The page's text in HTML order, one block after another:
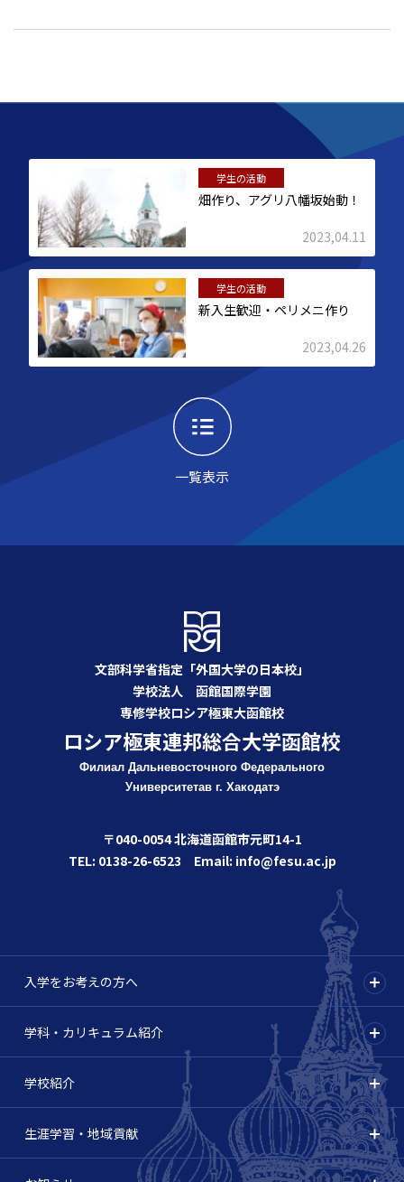
学生の活動
畑作り、アグリ八幡坂始動！
2023,04.11
一覧表示
学生の活動
新入生歓迎・ペリメニ作り
2023,04.26
文部科学省指定「外国大学の日本校」
学校法人 函館国際学園
専修学校ロシア極東大函館校
ロシア極東連邦総合大学函館校
Филиал Дальневосточного Федерального
Университетав г. Хакодатэ
〒040-0054 北海道函館市元町14-1
TEL: 0138-26-6523 Email: info@fesu.ac.jp
入学をお考えの方へ
学科・カリキュラム紹介
学校紹介
生涯学習・地域貢献